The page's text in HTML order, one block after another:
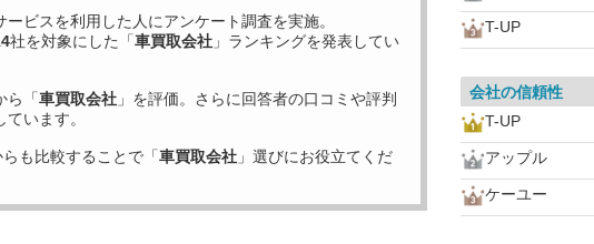
ービスを利用した 人にアンケート調査を実施。
社を対象にした「車買取会社 」ランキングを発表してい
ら「車買取会社 」を評価。さらに回答者の口コミや評判
います。
も比較することで「車買取会社 」選びにお役立てくだ
T-UP
会社の信頼性
T-UP
アップル
ケーユー